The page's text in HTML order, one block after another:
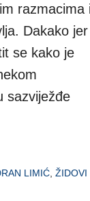
razmacima i
Dakako jer
se kako je
sazviježđe
LIMIĆ ŽIDOVI